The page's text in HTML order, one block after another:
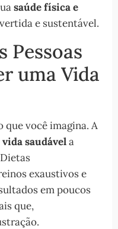
saúde física e
e sustentável.
Pessoas
uma Vida
que você imagina. A
vida saudávela
exaustivos e
em poucos
que,